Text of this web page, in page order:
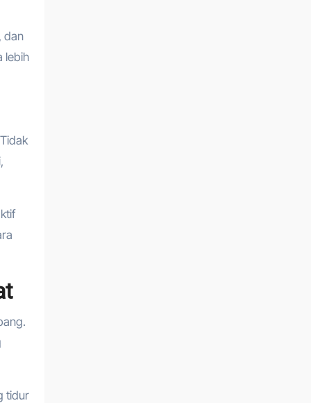
dan
lebih
tidur